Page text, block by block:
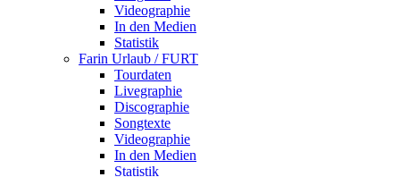
Videographie
In den Medien
Statistik
Farin Urlaub / FURT
Tourdaten
Livegraphie
Discographie
Songtexte
Videographie
In den Medien
Statistik